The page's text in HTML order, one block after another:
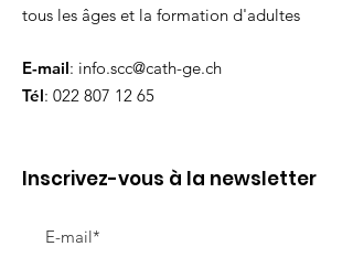
tous les âges et la formation d'adultes
E-mail: info.scc@cath-ge.ch
Tél: 022 807 12 65
Inscrivez-vous à la newsletter